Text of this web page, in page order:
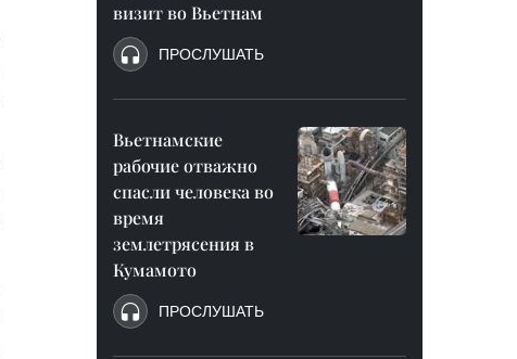
визит во Вьетнам
ПРОСЛУШАТЬ
Вьетнамские
рабочие отважно
спасли человека во
время
землетрясения в
Кумамото
ПРОСЛУШАТЬ